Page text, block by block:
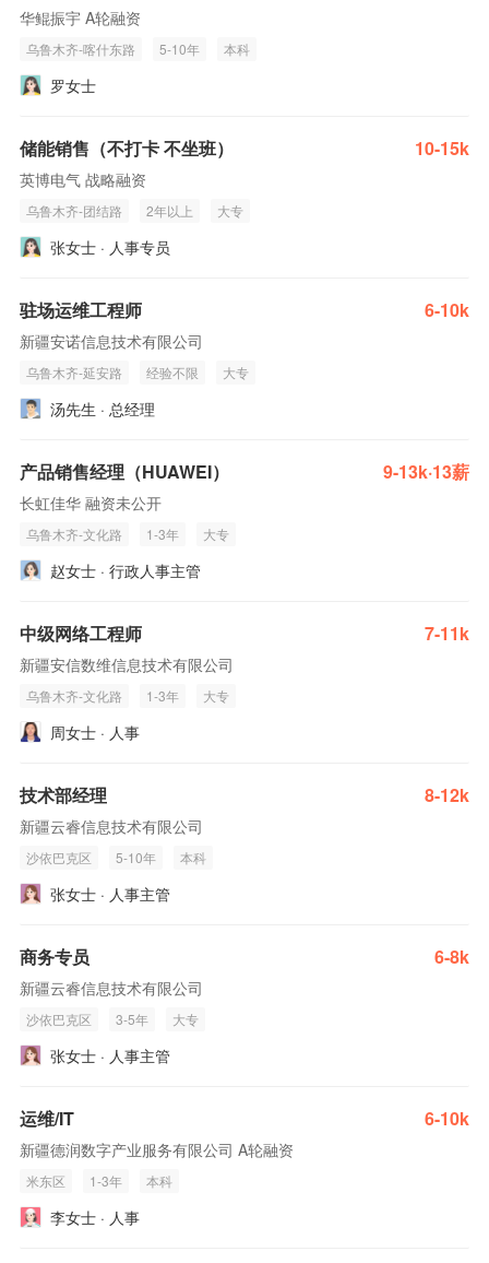
华鲲振宇 A轮融资
乌鲁木齐-喀什东路 5-10年 本科
罗女士
储能销售（不打卡 不坐班） 10-15k
英博电气 战略融资
乌鲁木齐-团结路 2年以上 大专
张女士 · 人事专员
驻场运维工程师 6-10k
新疆安诺信息技术有限公司
乌鲁木齐-延安路 经验不限 大专
汤先生 · 总经理
产品销售经理（HUAWEI） 9-13k·13薪
长虹佳华 融资未公开
乌鲁木齐-文化路 1-3年 大专
赵女士 · 行政人事主管
中级网络工程师 7-11k
新疆安信数维信息技术有限公司
乌鲁木齐-文化路 1-3年 大专
周女士 · 人事
技术部经理 8-12k
新疆云睿信息技术有限公司
沙依巴克区 5-10年 本科
张女士 · 人事主管
商务专员 6-8k
新疆云睿信息技术有限公司
沙依巴克区 3-5年 大专
张女士 · 人事主管
运维/IT 6-10k
新疆德润数字产业服务有限公司 A轮融资
米东区 1-3年 本科
李女士 · 人事